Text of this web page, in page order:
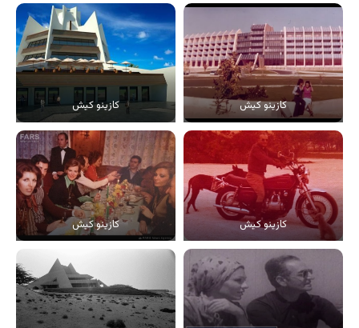
کازینو کیش کازینو کیش
کازینو کیش کازینو کیش